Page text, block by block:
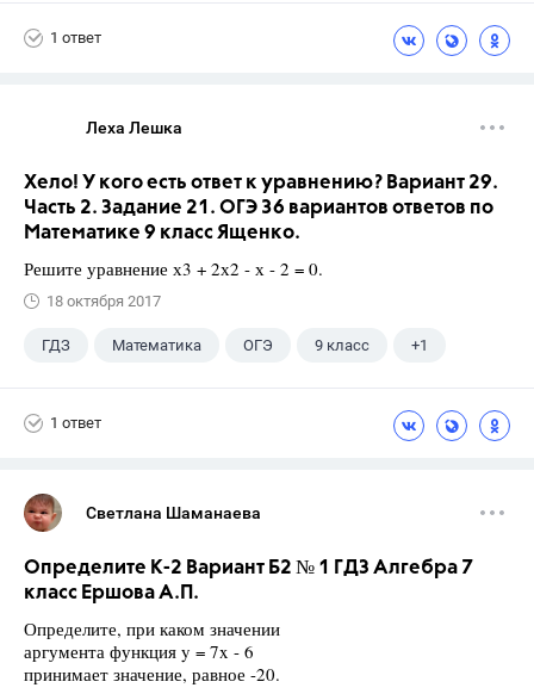
1 ответ
Леха Лешка
Хело! У кого есть ответ к уравнению? Вариант 29.
Часть 2. Задание 21. ОГЭ 36 вариантов ответов по
Математике 9 класс Ященко.
Решите уравнение х3 + 2х2 - х - 2 = 0.
18 октября 2017
ГДЗ Математика ОГЭ 9 класс +1
1 ответ
Светлана Шаманаева
Определите К-2 Вариант Б2 № 1 ГДЗ Алгебра 7
класс Ершова А.П.
Определите, при каком значении
аргумента функция y = 7x - 6
принимает значение, равное -20.